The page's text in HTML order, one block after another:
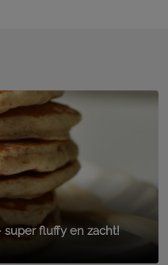
fluffy en zacht!